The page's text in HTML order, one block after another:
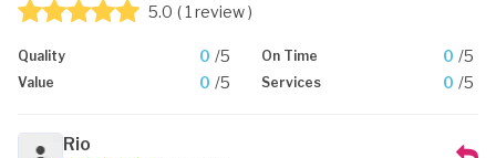
5.0 ( 1 review )
Quality 0 /5 On Time 0 /5
Value 0 /5 Services 0 /5
Rio